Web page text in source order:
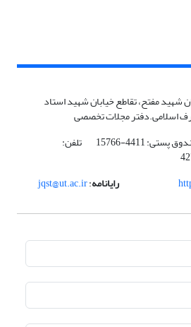
شهید مفتح، تقاطع خیابان شهید استاد
اسلامی.دفتر مجلات تخصصی
کدپستی: 1576613111 صندوق پستی: 4411-15766 تلفن:
رایانامه:
jqst@ut.ac.ir